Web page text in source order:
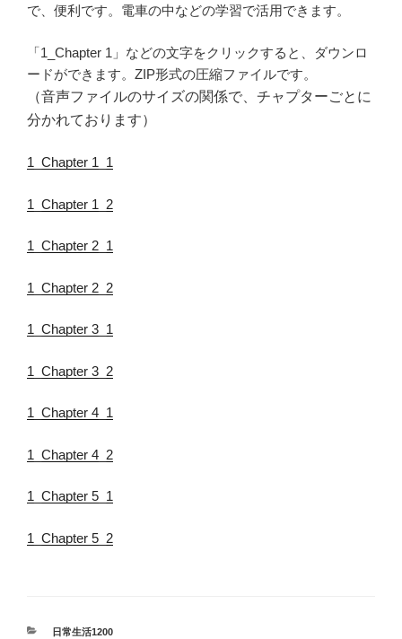
で、便利です。電車の中などの学習で活用できます。
「1_Chapter 1」などの文字をクリックすると、ダウンロ
ードができます。ZIP形式の圧縮ファイルです。
（音声ファイルのサイズの関係で、チャプターごとに
分かれております）
1_Chapter 1_1
1_Chapter 1_2
1_Chapter 2_1
1_Chapter 2_2
1_Chapter 3_1
1_Chapter 3_2
1_Chapter 4_1
1_Chapter 4_2
1_Chapter 5_1
1_Chapter 5_2
カ
日常生活1200